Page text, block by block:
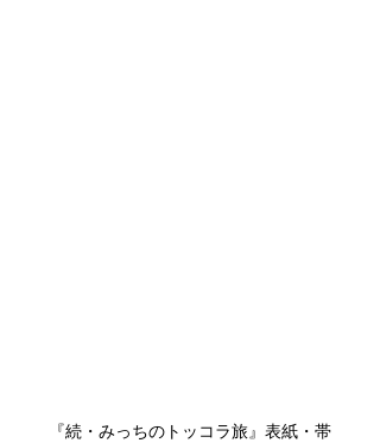
『続・みっちのトッコラ旅』表紙・帯